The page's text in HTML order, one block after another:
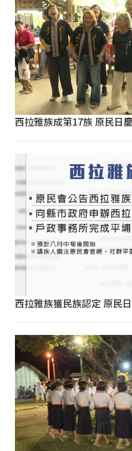
西拉雅族成第17族 原民日
西拉雅族獲民族認定 原民